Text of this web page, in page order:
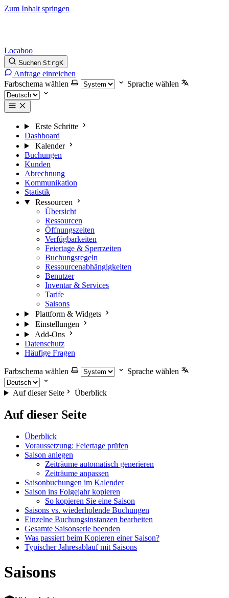
Zum Inhalt springen
Locaboo
Suchen StrgK
Anfrage einreichen
Farbschema wählen
Sprache wählen
Erste Schritte
Dashboard
Kalender
Buchungen
Kunden
Abrechnung
Kommunikation
Statistik
Ressourcen
Übersicht
Ressourcen
Öffnungszeiten
Verfügbarkeiten
Feiertage & Sperrzeiten
Buchungsregeln
Ressourcenabhängigkeiten
Benutzer
Inventar & Services
Tarife
Saisons
Plattform & Widgets
Einstellungen
Add-Ons
Datenschutz
Häufige Fragen
Farbschema wählen Sprache wählen
Auf dieser Seite Überblick
Auf dieser Seite
Überblick
Voraussetzung: Feiertage prüfen
Saison anlegen
Zeiträume automatisch generieren
Zeiträume anpassen
Saisonbuchungen im Kalender
Saison ins Folgejahr kopieren
So kopieren Sie eine Saison
Saisons vs. wiederholende Buchungen
Einzelne Buchungsinstanzen bearbeiten
Gesamte Saisonserie beenden
Was passiert beim Kopieren einer Saison?
Typischer Jahresablauf mit Saisons
Saisons